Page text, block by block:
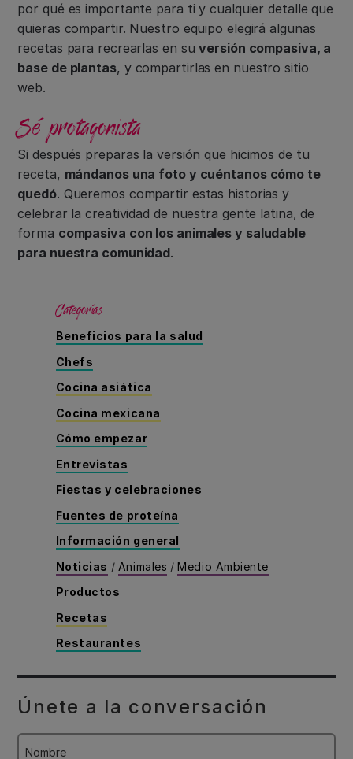
por qué es importante para ti y cualquier detalle que
quieras compartir. Nuestro equipo elegirá algunas
recetas para recrearlas en suversión compasiva, a
base de plantas, y compartirlas en nuestro sitio
web.
Sé protagonista
Si después preparas la versión que hicimos de tu
receta, mándanos una foto y cuéntanos cómo te
quedó. Queremos compartir estas historias y
celebrar la creatividad de nuestra gente latina, de
forma compasiva con los animales y saludable
para nuestra comunidad.
Categorías
Beneficios para la salud
Chefs
Cocina asiática
Cocina mexicana
Cómo empezar
Entrevistas
Fiestas y celebraciones
Fuentes de proteína
Información general
Noticias / Animales /Medio Ambiente
Productos
Recetas
Restaurantes
Únete a la conversación
Nombre